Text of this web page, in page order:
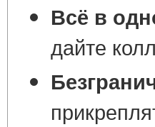
Всё в
дайте